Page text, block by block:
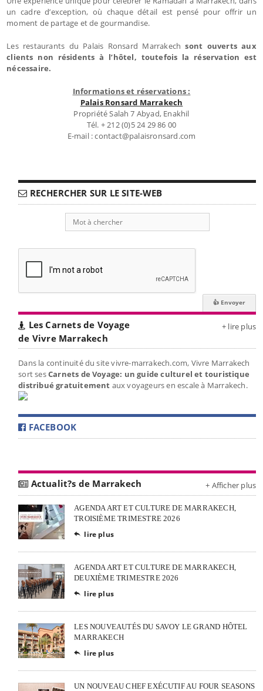
un cadre d’exception, où chaque détail est pensé pour offrir un
moment de partage et de gourmandise.
Les restaurants du Palais Ronsard Marrakechsont ouverts aux
clients non résidents à l’hôtel, toutefois la réservation est
nécessaire.
Informations et réservations :
Palais Ronsard Marrakech
Propriété Salah 7 Abyad, Enakhil
Tél. + 212 (0)5 24 29 86 00
E-mail : contact@palaisronsard.com
RECHERCHER SUR LE SITE-WEB
Les Carnets de Voyage
de Vivre Marrakech
+ lire plus
Dans la continuité du site vivre-marrakech.com, Vivre Marrakech
sort sesCarnets de Voyage: un guide culturel et touristique
distribué gratuitement aux voyageurs en escale à Marrakech.
FACEBOOK
Actualit?s de Marrakech + Afficher plus
AGENDA ART ET CULTURE DE MARRAKECH,
TROISIÈME TRIMESTRE 2026
 lire plus
AGENDA ART ET CULTURE DE MARRAKECH,
DEUXIÈME TRIMESTRE 2026
 lire plus
LES NOUVEAUTÉS DU SAVOY LE GRAND HÔTEL
MARRAKECH
 lire plus
UN NOUVEAU CHEF EXÉCUTIF AU FOUR SEASONS